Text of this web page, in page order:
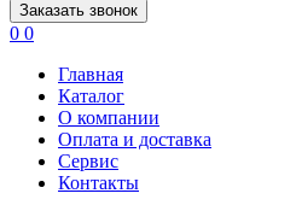
Заказать звонок
0 0
Главная
Каталог
О компании
Оплата и доставка
Сервис
Контакты